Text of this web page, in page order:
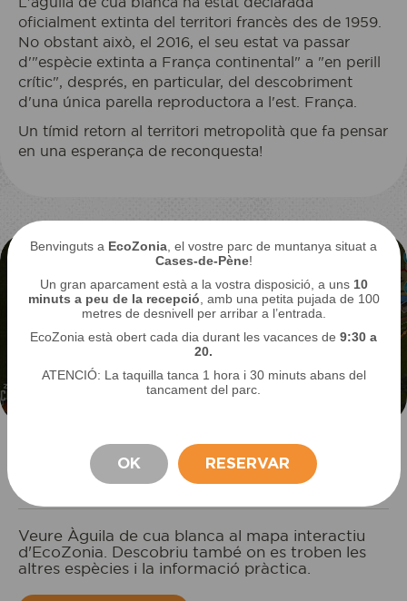
oficialment extinta del territori francès des de 1959.
No obstant això, el 2016, el seu estat va passar
d'"espècie extinta a França continental" a "en perill
crític", després, en particular, del descobriment
d'una única parella reproductora a l'est. França.
Un tímid retorn al territori metropolità que fa pensar
en una esperança de reconquesta!
Localitza el teu animal
preferit
Veure Àguila de cua blanca al mapa interactiu
d'EcoZonia. Descobriu també on es troben les
altres espècies i la informació pràctica.
ESTADA
Benvinguts a EcoZonia , el vostre parc de muntanya situat a
Cases-de-Pène!
Un gran aparcament està a la vostra disposició, a uns 10
minuts a peu de la recepció , amb una petita pujada de 100
metres de desnivell per arribar a l’entrada.
EcoZonia està obert cada dia durant les vacances de 9:30 a
20.
ATENCIÓ: La taquilla tanca 1 hora i 30 minuts abans del
tancament del parc.
OK RESERVAR